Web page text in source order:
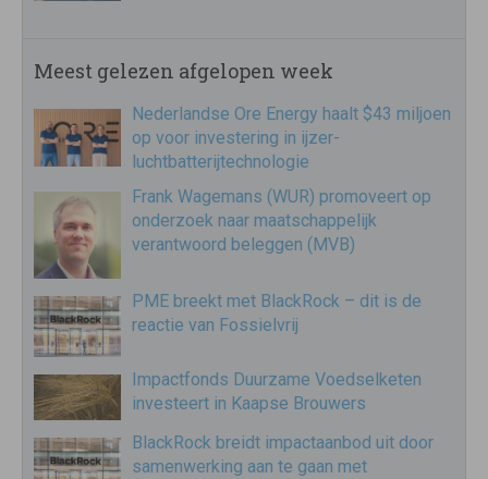
Meest gelezen afgelopen week
Nederlandse Ore Energy haalt $43 miljoen
op voor investering in ijzer-
luchtbatterijtechnologie
Frank Wagemans (WUR) promoveert op
onderzoek naar maatschappelijk
verantwoord beleggen (MVB)
PME breekt met BlackRock – dit is de
reactie van Fossielvrij
Impactfonds Duurzame Voedselketen
investeert in Kaapse Brouwers
BlackRock breidt impactaanbod uit door
samenwerking aan te gaan met